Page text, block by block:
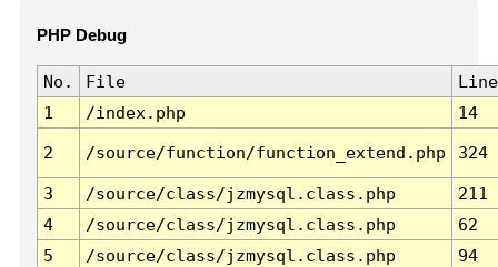
PHP Debug
No. File
Line
1
/index.php 14
2 /source/function/function_extend.php 324
3 /source/class/jzmysql.class.php
211
4
/source/class/jzmysql.class.php
62
5
/source/class/jzmysql.class.php
94